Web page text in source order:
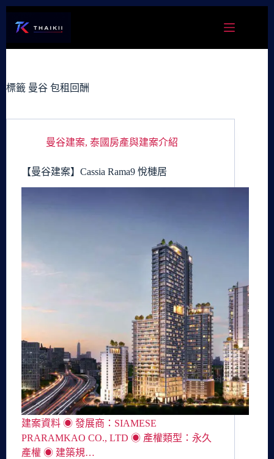
容
標籤 曼谷 包租回酬
曼谷建案, 泰國房產與建案介紹
【曼谷建案】Cassia Rama9 悅槤居
建案資料 ◉ 發展商：SIAMESE
PRARAMKAO CO., LTD ◉ 產權類型：永久
產權 ◉ 建築規…